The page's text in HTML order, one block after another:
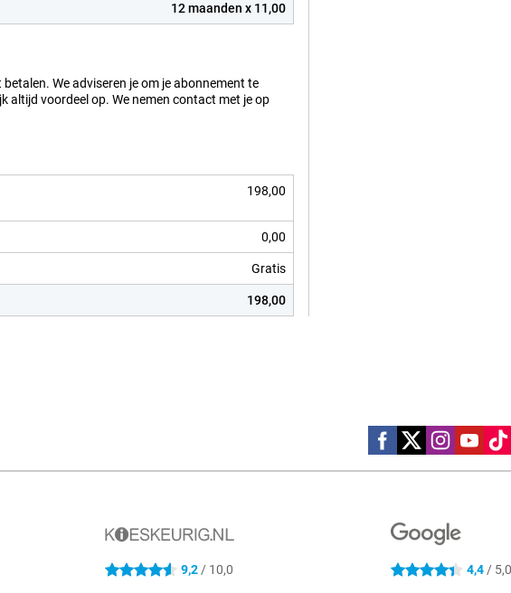
12 maanden x 11,00
We adviseren je om je abonnement te
altijd voordeel op. We nemen contact met je op
198,00
0,00
Gratis
198,00
Social media
4.6 sterren 9,2/ 10,0 4.4 sterren 4,4 / 5,0